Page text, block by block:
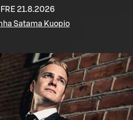
FRE 21.8.2026
Satama Kuopio